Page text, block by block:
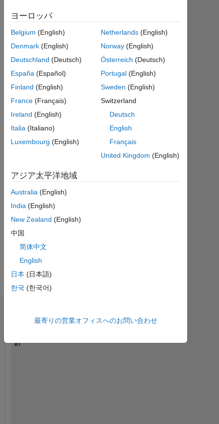
ア
ク
ブ
Following:
Follow
ッ
セ
ジ
Designation:
Lecturer
working
electrical
machine
simulation
Professional
Electrical
さ
ら
表
示
計
ヨーロッパ
Belgium (English)
Denmark (English)
Deutschland (Deutsch)
España (Español)
Finland (English)
France (Français)
Ireland (English)
Italia (Italiano)
Luxembourg (English)
Netherlands (English)
Norway (English)
Österreich (Deutsch)
Portugal (English)
Sweden (English)
Switzerland
Deutsch
English
Français
United Kingdom (English)
アジア太平洋地域
Australia (English)
India (English)
New Zealand (English)
中国
简体中文
English
日本 (日本語)
한국 (한국어)
最寄りの営業オフィスへのお問い合わせ